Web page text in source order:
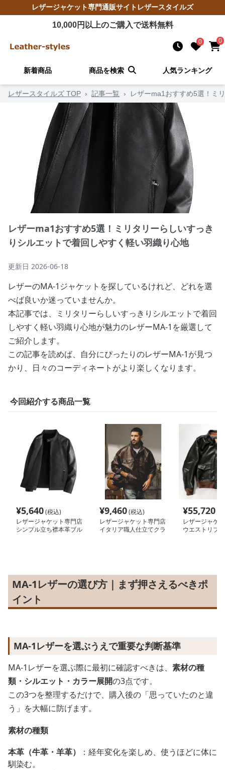
レザージャケット専門通販サイト レザースタイルズ
10,000円以上のご購入で送料無料
0 0
新着商品 商品を検索 人気ランキング
レザースタイルズ TOP › 記事一覧 › レザーma1おすすめ5選！ミ
レザーma1おすすめ5選！ミリタリーらしいすっき
りシルエットで着回しやすく軽い羽織り心地
更新日 2026-06-18
レザーのMA-1ジャケットを探しているけれど、どれを選
べば良いか迷っていませんか。
本記事では、ミリタリーらしいすっきりシルエットで着回
しやすく軽い羽織り心地が魅力のレザーMA-1を厳選して
ご紹介します。
この記事を読めば、自分にぴったりのレザーMA-1が見つ
かり、日々のコーディネートがより楽しくなります。
今回紹介する商品一覧
¥5,640(税込)
レザージャケット専門店
シンプル立ち襟本革ブル
¥9,460(税込)
レザージャケット専門店
イタリア職人仕立てクラ
¥55,720
レザージャケ
ウエストリブ
MA-1レザーの選び方｜まず押さえるべきポ
イント
MA-1レザーを選ぶうえで重要な判断基準
MA-1レザーを選ぶ際に最初に確認すべきは、 素材の種
類・シルエット・カラー展開の3点です。
この3つを整理するだけで、購入後の「思っていたのと違
う」を大幅に防げます。
素材の種類
本革（牛革・羊革）
：経年変化を楽しめ、使うほどに体に
馴染む。